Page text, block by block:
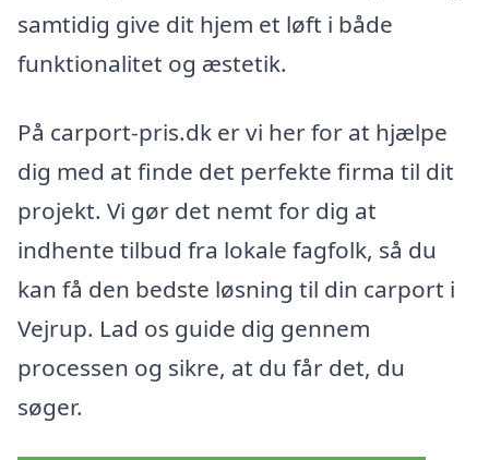
samtidig give dit hjem et løft i både
funktionalitet og æstetik.
På carport-pris.dk er vi her for at hjælpe
dig med at finde det perfekte firma til dit
projekt. Vi gør det nemt for dig at
indhente tilbud fra lokale fagfolk, så du
kan få den bedste løsning til din carport i
Vejrup. Lad os guide dig gennem
processen og sikre, at du får det, du
søger.